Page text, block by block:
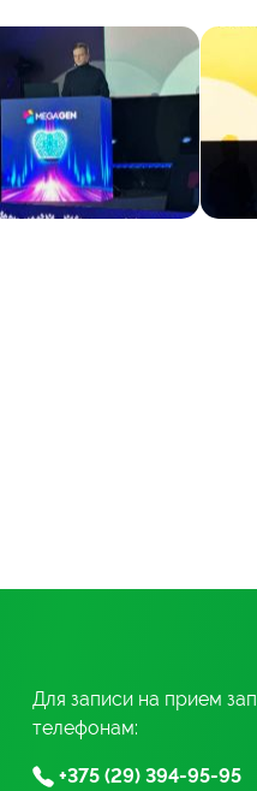
Для записи на прием
телефонам:
+375 (29) 394-95-95